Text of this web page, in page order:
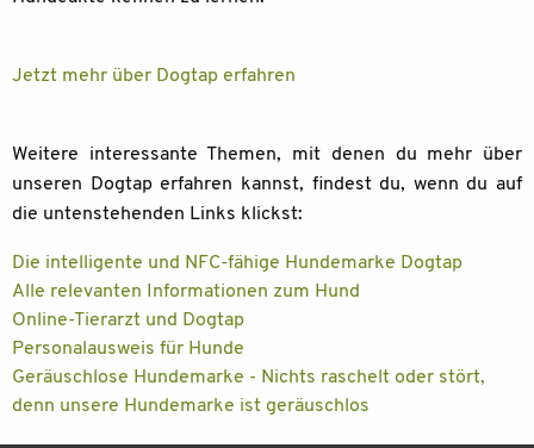
Jetzt mehr über Dogtap erfahren
Weitere interessante Themen, mit denen du mehr über
unseren Dogtap erfahren kannst, findest du, wenn du auf
die untenstehenden Links klickst:
Die intelligente und NFC-fähige Hundemarke Dogtap
Alle relevanten Informationen zum Hund
Online-Tierarzt und Dogtap
Personalausweis für Hunde
Geräuschlose Hundemarke - Nichts raschelt oder stört,
denn unsere Hundemarke ist geräuschlos